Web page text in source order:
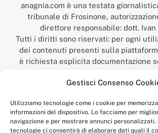
Gestisci Consenso
Utilizziamo tecnologie come i cookie per
informazioni del dispositivo. Lo facciamo per
navigazione e per mostrare annunci personalizzati.
tecnologie ci consentirà di elaborare dati quali il
anagnia.com è una testata
tribunale di Frosinone,
direttore responsabile: dott. Ivan
Tutti i diritti sono riservati: per ogni
dei contenuti presenti sulla
è richiesta esplicita documentazione
della redazione.
“Anagnia” è un marchio registrato
Economico,
num. registrazione: 302017000014044 del
Per contatti: